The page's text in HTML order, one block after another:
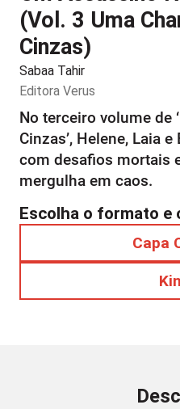
(Vol. 3 Uma
Cinzas)
Sabaa Tahir
Editora Verus
No terceiro volume de
Cinzas’, Helene, Laia
com desafios mortais
mergulha em caos.
Escolha o formato e
Capa